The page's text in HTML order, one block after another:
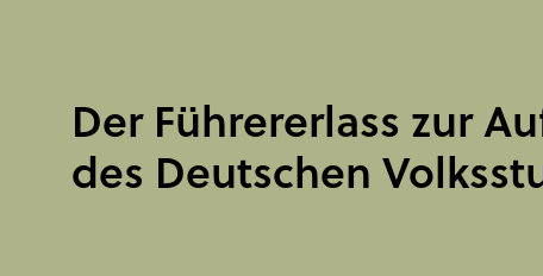
Der Führererlass zur
des Deutschen